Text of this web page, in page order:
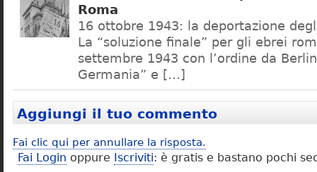
Roma
16 ottobre 1943: la deportazione
La “soluzione finale” per gli ebrei
settembre 1943 con l’ordine da
Germania” e […]
Aggiungi il tuo commento
Fai clic qui per annullare la risposta.
Fai Login oppure Iscriviti: è gratis e bastano pochi